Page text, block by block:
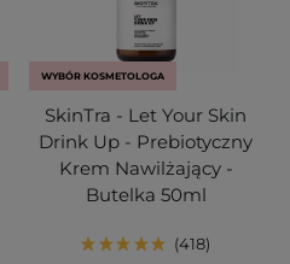
WYBÓR KOSMETOLOGA
SkinTra - Let Your Skin
Drink Up - Prebiotyczny
Krem Nawilżający -
Butelka 50ml
418